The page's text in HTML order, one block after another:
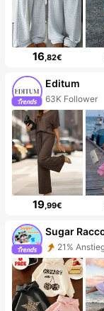
16,82€
Editum
63K Follower
19,99€
Sugar
21%